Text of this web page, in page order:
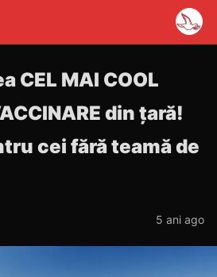
CEL MAI COOL
din țară!
cei fără teamă de
5 ani ago